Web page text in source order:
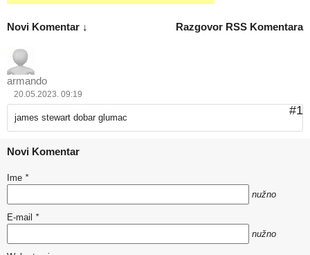
Razgovor RSS Komentara
Novi Komentar ↓
armando
20.05.2023. 09:19
#1
james stewart dobar glumac
Novi Komentar
Ime *
nužno
E-mail *
nužno